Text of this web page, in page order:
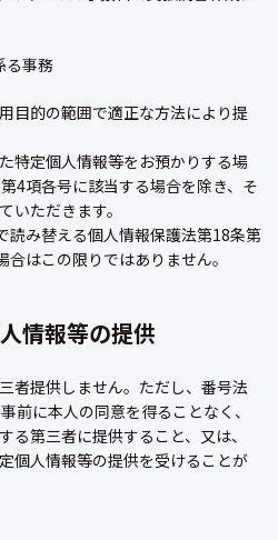
る事務
目的の範囲で適正な方法により提
特定個人情報等をお預かりする場
4項各号に該当する場合を除き、そ
いただきます。
読み替える個人情報保護法第18条第
はこの限りではありません。
情報等の提供
者提供しません。ただし、番号法
前に本人の同意を得ることなく、
第三者に提供すること、又は、
個人情報等の提供を受けることが